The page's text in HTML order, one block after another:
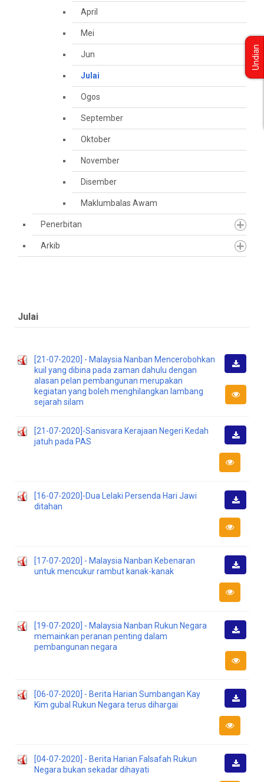
April
Mei
Jun
Julai
Ogos
September
Oktober
November
Disember
Maklumbalas Awam
Penerbitan
Arkib
Julai
[21-07-2020] - Malaysia Nanban Mencerobohkan
kuil yang dibina pada zaman dahulu dengan
alasan pelan pembangunan merupakan
kegiatan yang boleh menghilangkan lambang
sejarah silam
Turun
[21-07-2020]-Sanisvara Kerajaan Negeri Kedah
jatuh pada PAS
Turun
[16-07-2020]-Dua Lelaki Persenda Hari Jawi
ditahan
Turun
[17-07-2020] - Malaysia Nanban Kebenaran
untuk mencukur rambut kanak-kanak
Turun
[19-07-2020] - Malaysia Nanban Rukun Negara
memainkan peranan penting dalam
pembangunan negara
Turun
[06-07-2020] - Berita Harian Sumbangan Kay
Kim gubal Rukun Negara terus dihargai
Turun
[04-07-2020] - Berita Harian Falsafah Rukun
Negara bukan sekadar dihayati
Undian